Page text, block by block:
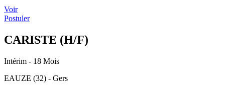
Voir
Postuler
CARISTE (H/F)
Intérim - 18 Mois
EAUZE (32) - Gers